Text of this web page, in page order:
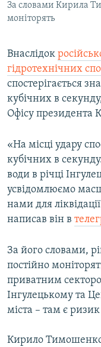
КРИМ РЕАЛІЇ
УКР
КТАТ
ДОЛУЧАЙСЯ!
Усі сайти RFE/RL
За словами Кирила
моніторять
Внаслідок
гідротехнічних
спостерігається
кубічних в
Офісу
«На місці удару
кубічних в
води в річці
усвідомлюємо
нами для
написав він в
За його словами,
постійно
приватним
Інгулецькому та
міста – там є
Кирило